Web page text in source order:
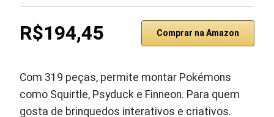
R$194,45 Comprar na Amazon
Com 319 peças, permite montar Pokémons
como Squirtle, Psyduck e Finneon. Para quem
gosta de brinquedos interativos e criativos.